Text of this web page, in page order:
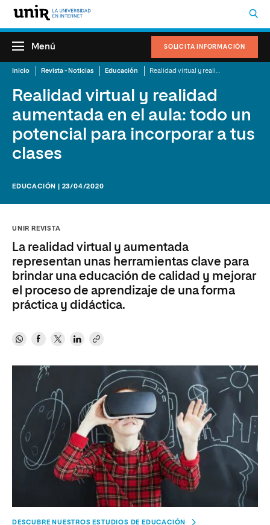
SOLICITA INFORMACIÓN
Menú
Inicio Revista - Noticias Educación
Realidad virtual y realidad
aumentada en el aula: todo un
potencial para incorporar a tus
clases
EDUCACIÓN | 23/04/2020
UNIR REVISTA
La realidad virtual y aumentada
representan unas herramientas clave para
brindar una educación de calidad y mejorar
el proceso de aprendizaje de una forma
práctica y didáctica.
DESCUBRE NUESTROS ESTUDIOS DE EDUCACIÓN